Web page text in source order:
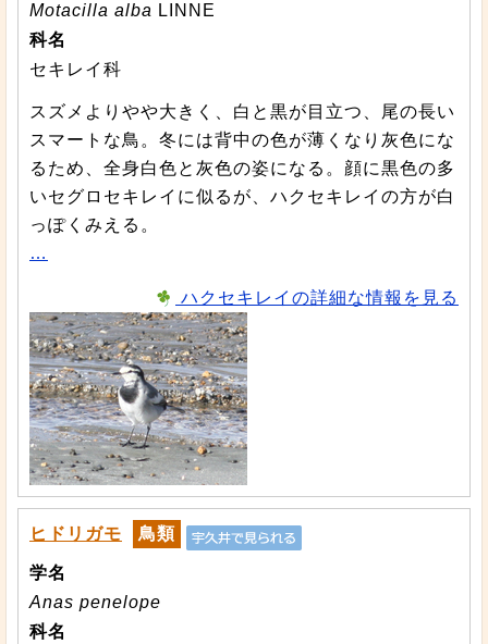
Motacilla alba LINNE
科名
セキレイ科
スズメよりやや大きく、白と黒が目立つ、尾の長い
スマートな鳥。冬には背中の色が薄くなり灰色にな
るため、全身白色と灰色の姿になる。顔に黒色の多
いセグロセキレイに似るが、ハクセキレイの方が白
っぽくみえる。
…
ハクセキレイの詳細な情報を見る
ヒドリガモ 鳥類
学名
Anas penelope
科名